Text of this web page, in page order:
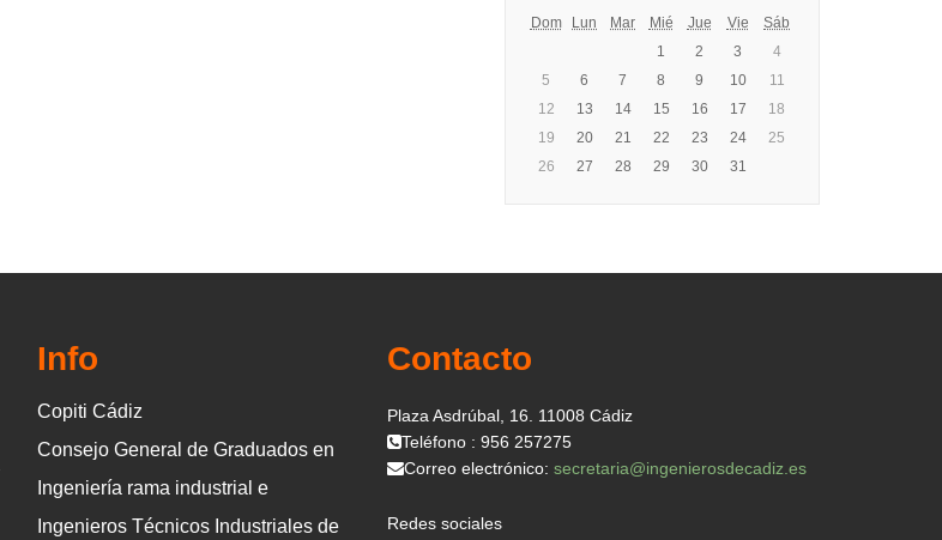
Dom Lun Mar Mié Jue Vie
Sáb
1
2 3
4
5
6 7 8 9 10
11
12
13 14 15 16 17
18
19
20 21 22 23 24
25
26
27 28 29 30 31
Info
Copiti Cádiz
Consejo General de Graduados en
Ingeniería rama industrial e
Ingenieros Técnicos Industriales de
Contacto
Plaza Asdrúbal, 16. 11008 Cádiz
Teléfono : 956 257275
Correo electrónico:secretaria@ingenierosdecadiz.es
Redes sociales